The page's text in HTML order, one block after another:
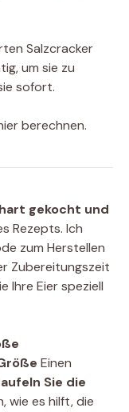
Salzcracker
um sie zu
sofort.
berechnen.
gekocht und
Rezepts. Ich
zum Herstellen
Zubereitungszeit
Ihre Eier speziell
Einen
Sie die
wie es hilft, die